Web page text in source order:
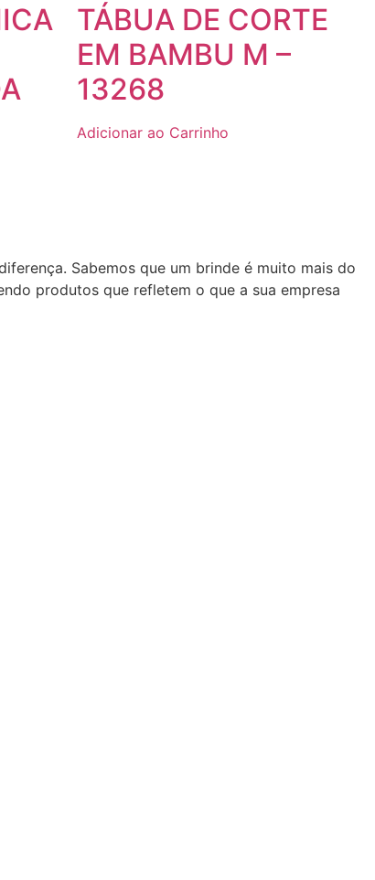
TÁBUA DE CORTE
EM BAMBU M –
13268
Adicionar ao Carrinho
Sabemos que um brinde é muito mais do
produtos que refletem o que a sua empresa